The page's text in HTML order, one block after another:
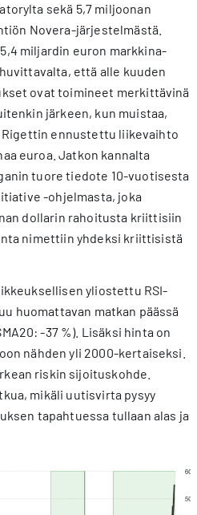
sekä 5,7 miljoonan
Novera-järjestelmästä.
miljardin euron markkina-
että alle kuuden
ovat toimineet merkittävinä
järkeen, kun muistaa,
ennustettu liikevaihto
euroa. Jatkon kannalta
tuore tiedote 10-vuotisesta
-ohjelmasta, joka
dollarin rahoitusta kriittisiin
nimettiin yhdeksi kriittisistä
yliostettu RSI-
huomattavan matkan päässä
-37 %). Lisäksi hinta on
nähden yli 2000-kertaiseksi.
riskin sijoituskohde.
mikäli uutisvirta pysyy
tapahtuessa tullaan alas ja